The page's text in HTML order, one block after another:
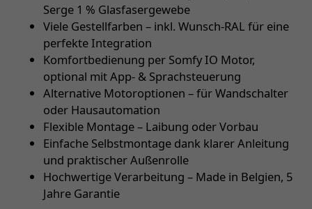
Serge 1 % Glasfasergewebe
Viele Gestellfarben – inkl. Wunsch-RAL für eine
perfekte Integration
Komfortbedienung per Somfy IO Motor,
optional mit App- & Sprachsteuerung
Alternative Motoroptionen – für Wandschalter
oder Hausautomation
Flexible Montage – Laibung oder Vorbau
Einfache Selbstmontage dank klarer Anleitung
und praktischer Außenrolle
Hochwertige Verarbeitung – Made in Belgien, 5
Jahre Garantie